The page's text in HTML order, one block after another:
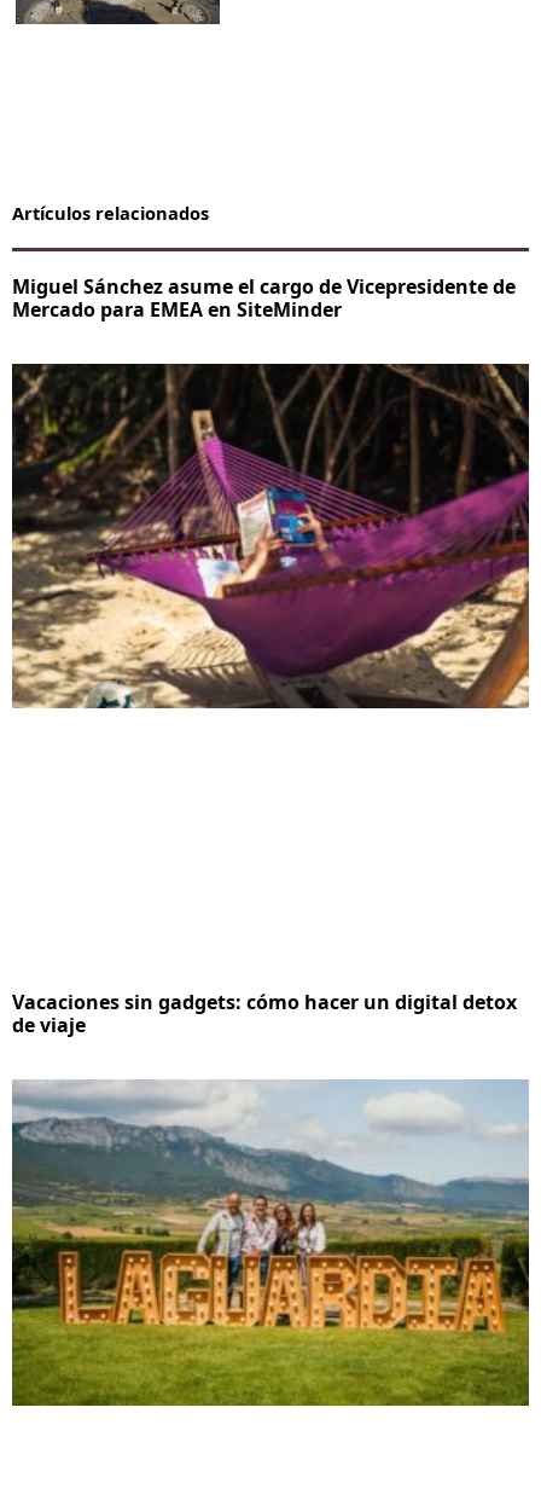
Artículos relacionados
Miguel Sánchez asume el cargo de Vicepresidente de
Mercado para EMEA en SiteMinder
Vacaciones sin gadgets: cómo hacer un digital detox
de viaje